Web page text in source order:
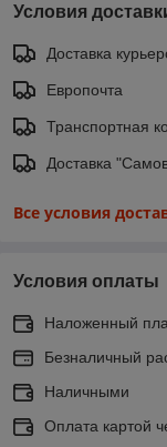
Условия
Доставка
Европочта
Транспортная
Доставка
Все условия
Условия оплаты
Наложенный
Безналичный
Наличными
Оплата картой